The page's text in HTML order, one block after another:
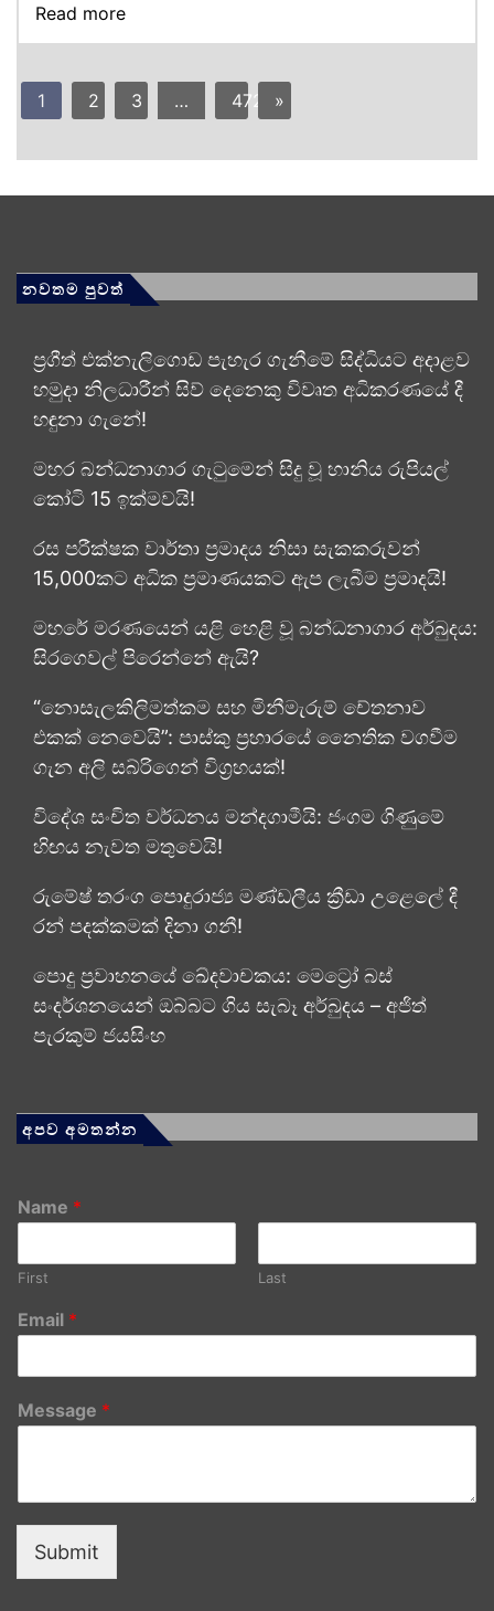
Read more
1 2 3 … 472 »
නවතම පුවත්
ප්‍රගීත් එක්නැලිගොඩ පැහැර ගැනීමේ සිද්ධියට අදාළව
හමුදා නිලධාරීන් සිව් දෙනෙකු විවෘත අධි­ක­ර­ණ­යේ දී
හඳුනා ගැනේ!
මහර බන්ධනාගාර ගැටුමෙන් සිදු වූ හානිය රුපියල්
කෝටි 15 ඉක්මවයි!
රස පරීක්ෂක වාර්තා ප්‍රමාදය නිසා සැකකරුවන්
15,000කට අධික ප්‍රමාණයකට ඇප ලැබීම ප්‍රමාදයි!
මහරේ මරණයෙන් යළි හෙළි වූ බන්ධනාගාර අර්බුදය:
සිරගෙවල් පිරෙන්නේ ඇයි?
“නොසැලකිලිමත්කම සහ මිනීමැරුම් චේතනාව
එකක් නෙවෙයි”: පාස්කු ප්‍රහාරයේ නෛතික වගවීම
ගැන අලි සබ්රිගෙන් විග්‍රහයක්!
විදේශ සංචිත වර්ධනය මන්දගාමීයි: ජංගම ගිණුමේ
හිඟය නැවත මතුවෙයි!
රුමේෂ් තරංග පොදුරාජ්‍ය මණ්ඩලීය ක්‍රීඩා උළෙලේ දී
රන් පදක්කමක් දිනා ගනී!
පොදු ප්‍රවාහනයේ ඛේදවාචකය: මෙට්‍රෝ බස්
සංදර්ශනයෙන් ඔබ්බට ගිය සැබෑ අර්බුදය – අජිත්
පැරකුම් ජයසිංහ
අපව අමතන්න
Name *
First Last
Email *
Message *
Submit